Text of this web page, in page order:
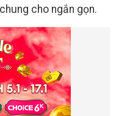
cho ngắn gọn.